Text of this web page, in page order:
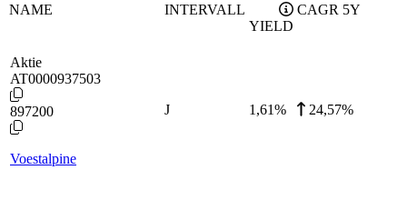
NAME
INTERVALL
YIELD
CAGR 5Y
Aktie
AT0000937503
897200
Voestalpine
J 1,61% 24,57%